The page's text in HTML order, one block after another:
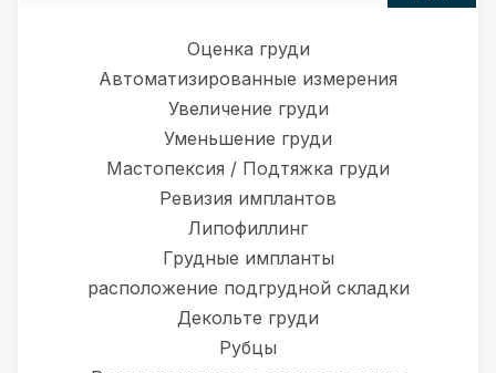
Оценка груди
Автоматизированные измерения
Увеличение груди
Уменьшение груди
Мастопексия / Подтяжка груди
Ревизия имплантов
Липофиллинг
Грудные импланты
расположение подгрудной складки
Декольте груди
Рубцы